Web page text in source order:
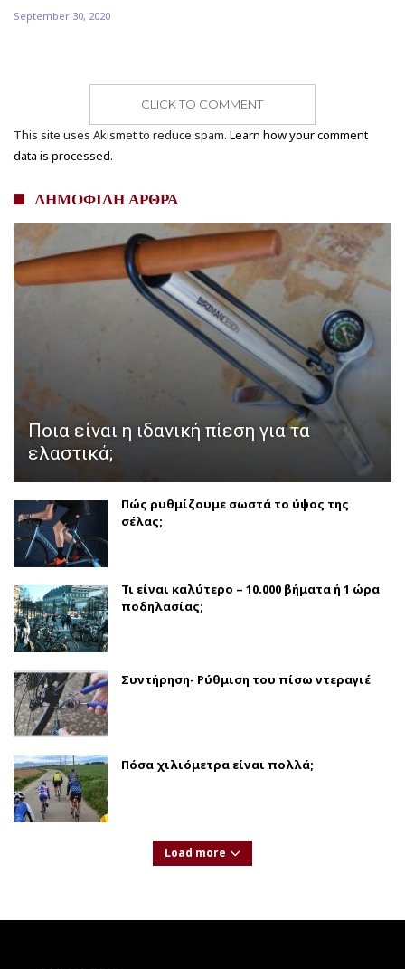
September 30, 2020
CLICK TO COMMENT
This site uses Akismet to reduce spam. Learn how your comment
data is processed.
ΔΗΜΟΦΙΛΗ ΑΡΘΡΑ
Ποια είναι η ιδανική πίεση για τα
ελαστικά;
Πώς ρυθμίζουμε σωστά το ύψος της
σέλας;
Τι είναι καλύτερο – 10.000 βήματα ή 1 ώρα
ποδηλασίας;
Συντήρηση- Ρύθμιση του πίσω ντεραγιέ
Πόσα χιλιόμετρα είναι πολλά;
Load more